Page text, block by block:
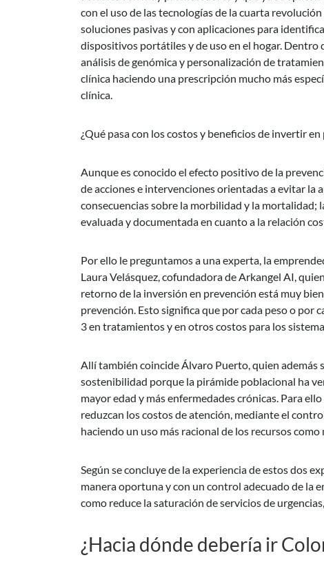
con el uso de las tecnologías de la cuarta
soluciones pasivas y con aplicaciones para
dispositivos portátiles y de uso en el hogar. Dentro
análisis de genómica y personalización de
clínica haciendo una prescripción mucho más
clínica.
¿Qué pasa con los costos y beneficios de invertir en
Aunque es conocido el efecto positivo de la
de acciones e intervenciones orientadas a evitar la
consecuencias sobre la morbilidad y la mortalidad;
evaluada y documentada en cuanto a la relación
Por ello le preguntamos a una experta, la
Laura Velásquez, cofundadora de Arkangel AI,
retorno de la inversión en prevención está muy
prevención. Esto significa que por cada peso o
3 en tratamientos y en otros costos para los
Allí también coincide Álvaro Puerto, quien además
sostenibilidad porque la pirámide poblacional ha
mayor edad y más enfermedades crónicas. Para
reduzcan los costos de atención, mediante el
haciendo un uso más racional de los recursos
Según se concluye de la experiencia de estos dos
manera oportuna y con un control adecuado de la
como reduce la saturación de servicios de
¿Hacia dónde debería ir